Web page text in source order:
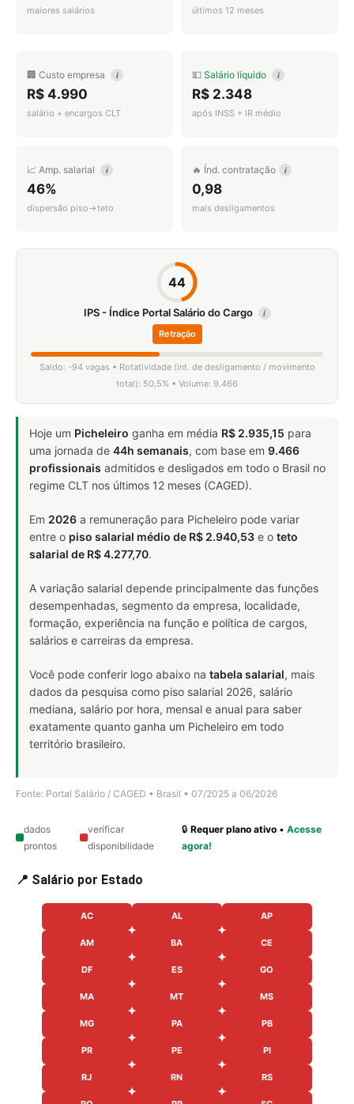
maiores salários últimos 12 meses
🏢 Custo empresa i
R$ 4.990
salário + encargos CLT
💵 Salário líquido i
R$ 2.348
após INSS + IR médio
📈 Amp. salarial i
46%
dispersão piso→teto
🔥 Índ. contratação i
0,98
mais desligamentos
44
IPS - Índice Portal Salário do Cargo i
Retração
Saldo: -94 vagas • Rotatividade (int. de desligamento / movimento
total): 50,5% • Volume: 9.466
Hoje um Picheleiro ganha em média R$ 2.935,15 para
uma jornada de 44h semanais, com base em 9.466
profissionais admitidos e desligados em todo o Brasil no
regime CLT nos últimos 12 meses (CAGED).
Em 2026 a remuneração para Picheleiro pode variar
entre o piso salarial médio de R$ 2.940,53 e o teto
salarial de R$ 4.277,70.
A variação salarial depende principalmente das funções
desempenhadas, segmento da empresa, localidade,
formação, experiência na função e política de cargos,
salários e carreiras da empresa.
Você pode conferir logo abaixo na tabela salarial, mais
dados da pesquisa como piso salarial 2026, salário
mediana, salário por hora, mensal e anual para saber
exatamente quanto ganha um Picheleiro em todo
território brasileiro.
Fonte: Portal Salário / CAGED • Brasil • 07/2025 a 06/2026
dados
prontos
verificar
disponibilidade
🔒Requer plano ativo •Acesse
agora!
📍 Salário por Estado
AC AL AP
AM BA CE
DF ES GO
MA MT MS
MG PA PB
PR PE PI
RJ RN RS